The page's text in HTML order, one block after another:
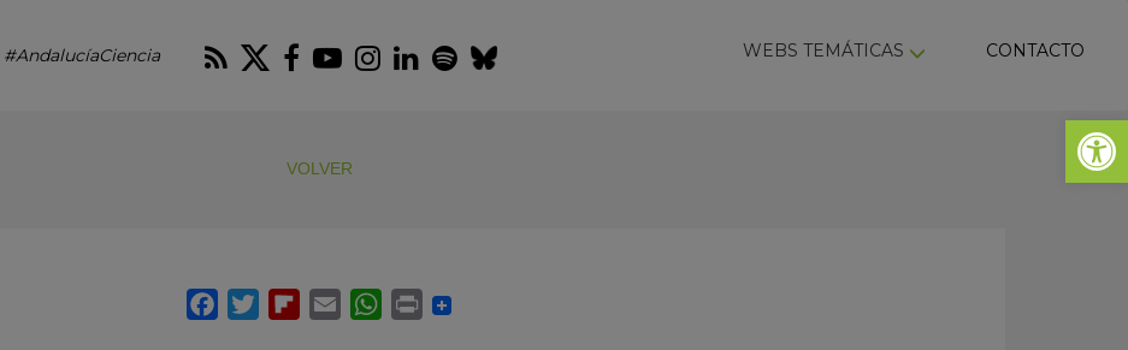
Abrir
#AndalucíaCiencia RSS Twitter
Facebook
Youtube
Instagram
LinkedIn
Spotify
Bluesky WEBS TEMÁTICAS CONTACTO
VOLVER